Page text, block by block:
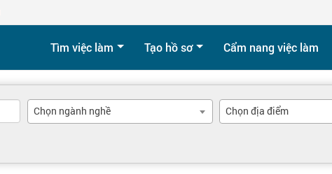
Tìm việc làm Tạo hồ sơ Cẩm nang việc làm
Chọn ngành nghề Chọn địa điểm